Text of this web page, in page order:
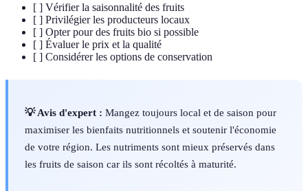
[ ] Vérifier la saisonnalité des fruits
[ ] Privilégier les producteurs locaux
[ ] Opter pour des fruits bio si possible
[ ] Évaluer le prix et la qualité
[ ] Considérer les options de conservation
💡 Avis d'expert : Mangez toujours local et de saison pour
maximiser les bienfaits nutritionnels et soutenir l'économie
de votre région. Les nutriments sont mieux préservés dans
les fruits de saison car ils sont récoltés à maturité.